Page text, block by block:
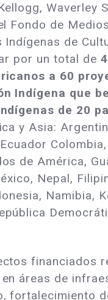
Waverley
Fondo de Medios
Indígenas de
por un total de
a 60
Indígena que
de 20
y Asia:
de América,
Nepal,
Namibia,
financiados
áreas de
fortalecimiento